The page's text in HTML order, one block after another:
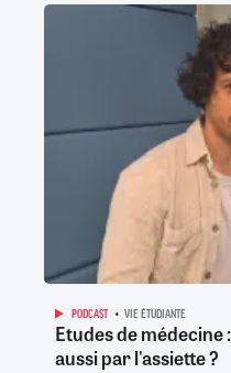
PODCAST VIE ÉTUDIANTE
Etudes de médecine
aussi par l'assiette ?